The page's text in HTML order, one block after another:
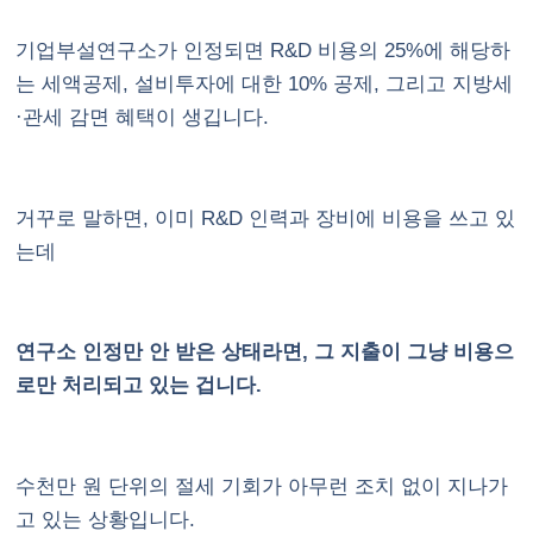
기업부설연구소가 인정되면 R&D 비용의 25%에 해당하
는 세액공제, 설비투자에 대한 10% 공제, 그리고 지방세
·관세 감면 혜택이 생깁니다.
거꾸로 말하면, 이미 R&D 인력과 장비에 비용을 쓰고 있
는데
연구소 인정만 안 받은 상태라면, 그 지출이 그냥 비용으
로만 처리되고 있는 겁니다.
수천만 원 단위의 절세 기회가 아무런 조치 없이 지나가
고 있는 상황입니다.